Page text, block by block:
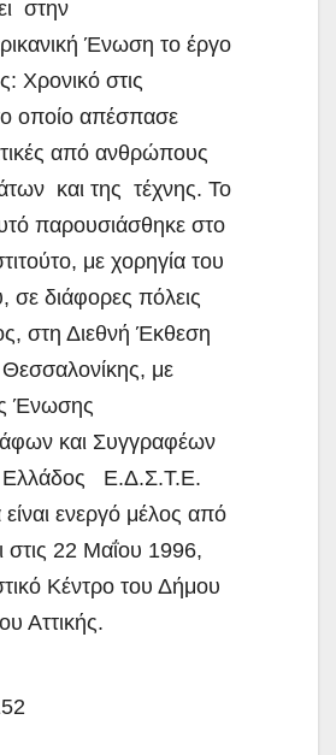
στην
Ένωση το έργο
Χρονικό στις
οποίο απέσπασε
από ανθρώπους
και της τέχνης. Το
παρουσιάσθηκε στο
με χορηγία του
σε διάφορες πόλεις
στη Διεθνή Έκθεση
με
Ένωσης
και Συγγραφέων
Ελλάδος Ε.Δ.Σ.Τ.Ε.
ενεργό μέλος από
στις 22 Μαΐου 1996,
Κέντρο του Δήμου
Αττικής.